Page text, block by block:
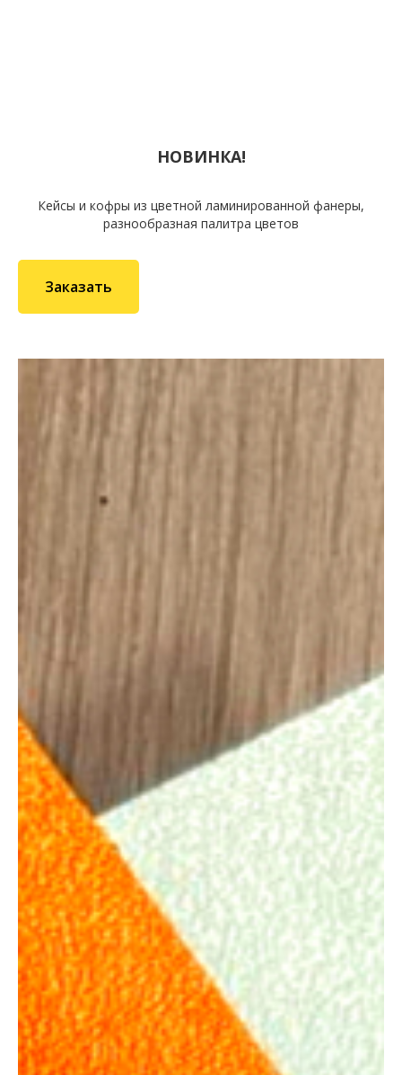
НОВИНКА!
Кейсы и кофры из цветной ламинированной фанеры,
разнообразная палитра цветов
Заказать